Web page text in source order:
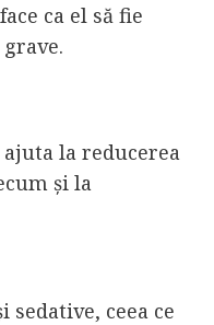
ca el să fie
la reducerea
și la
ceea ce